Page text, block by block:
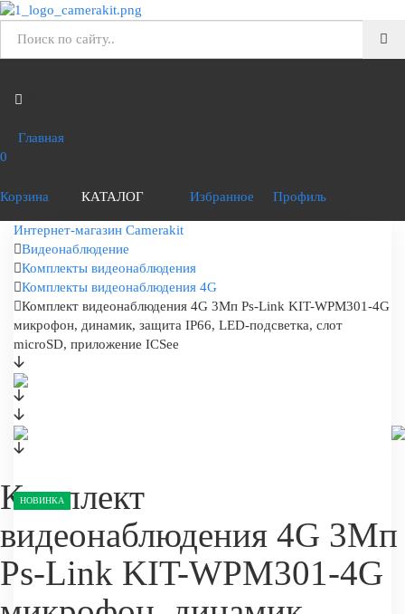
Главная
0
Корзина КАТАЛОГ Избранное Профиль
Интернет-магазин Camerakit
Видеонаблюдение
Комплекты видеонаблюдения
Комплекты видеонаблюдения 4G
Комплект видеонаблюдения 4G 3Мп Ps-Link KIT-WPM301-4G
микрофон, динамик, защита IP66, LED-подсветка, слот
microSD, приложение ICSee
НОВИНКА
Комплект
видеонаблюдения 4G 3Мп
Ps-Link KIT-WPM301-4G